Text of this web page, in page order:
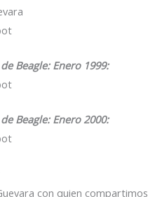
Beagle: Enero 1999:
Beagle: Enero 2000:
con quien compartimos